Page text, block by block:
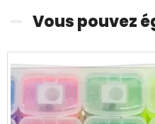
Vous pouvez